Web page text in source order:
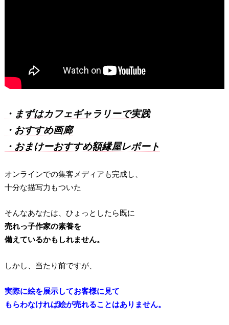
・まずはカフェギャラリーで実践
・おすすめ画廊
・おまけーおすすめ額縁屋レポート
オンラインでの集客メディアも完成し、
十分な描写力もついた
そんなあなたは、ひょっとしたら既に
売れっ子作家の素養を
備えているかもしれません。
しかし、当たり前ですが、
実際に絵を展示してお客様に見て
もらわなければ絵が売れることはありません。